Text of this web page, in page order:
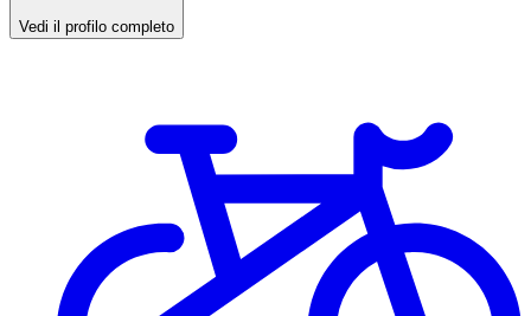
Vedi il profilo completo